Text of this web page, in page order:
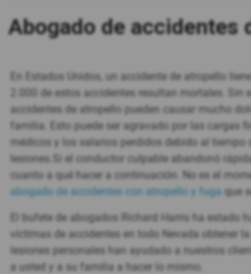
Abogado de accidentes
En Estados Unidos, un accidente de atropello
2.000 de estos accidentes resultan mortales.
accidentes de atropello pueden causar mucho
familia. Esto puede ser agravado por las cargas
médicos y los salarios perdidos debido al
lesiones.Si el conductor culpable abandonó
cuanto a qué hacer a continuación. No es el
abogado de accidentes con atropello y fuga que
El bufete de abogados Richard Harris ha
víctimas de accidentes en todo Nevada obtener
lesiones personales han ayudado a nuestros
a usted y a su familia a hacer lo mismo.